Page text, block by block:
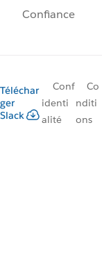
Confiance
Téléchar
ger
Slack
Conf
identi
alité
Co
nditi
ons